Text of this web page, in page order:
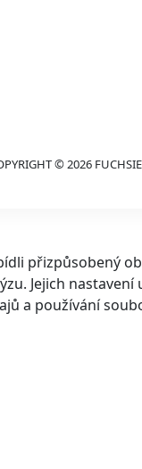
© 2026
přizpůsobený
Jejich
a používání